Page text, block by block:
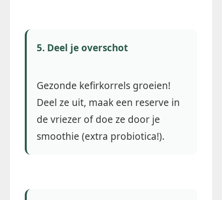
5. Deel je overschot
Gezonde kefirkorrels groeien!
Deel ze uit, maak een reserve in
de vriezer of doe ze door je
smoothie (extra probiotica!).